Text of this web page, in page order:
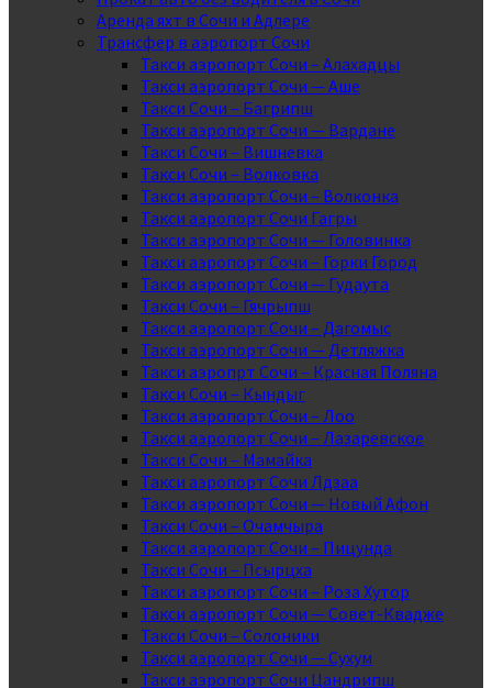
Аренда яхт в Сочи и Адлере
Трансфер в аэропорт Сочи
Такси аэропорт Сочи – Алахадцы
Такси аэропорт Сочи — Аше
Такси Сочи – Багрипш
Такси аэропорт Сочи — Вардане
Такси Сочи – Вишневка
Такси Сочи – Волковка
Такси аэропорт Сочи – Волконка
Такси аэропорт Сочи Гагры
Такси аэропорт Сочи — Головинка
Такси аэропорт Сочи – Горки Город
Такси аэропорт Сочи — Гудаута
Такси Сочи – Гячрыпш
Такси аэропорт Сочи – Дагомыс
Такси аэропорт Сочи — Детляжка
Такси аэропрт Сочи – Красная Поляна
Такси Сочи – Кындыг
Такси аэропорт Сочи – Лоо
Такси аэропорт Сочи – Лазаревское
Такси Сочи – Мамайка
Такси аэропорт Сочи Лдзаа
Такси аэропорт Сочи — Новый Афон
Такси Сочи – Очамчыра
Такси аэропорт Сочи – Пицунда
Такси Сочи – Псырцха
Такси аэропорт Сочи – Роза Хутор
Такси аэропорт Сочи — Совет-Квадже
Такси Сочи – Солоники
Такси аэропорт Сочи — Сухум
Такси аэропорт Сочи Цандрипш